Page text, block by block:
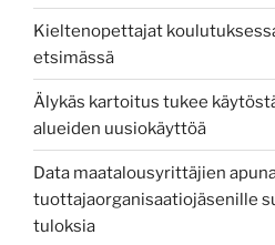
Kieltenopettajat
etsimässä
Älykäs kartoitus tukee
alueiden uusiokäyttöä
Data maatalousyrittäjien
tuottajaorganisaatiojäsenille
tuloksia